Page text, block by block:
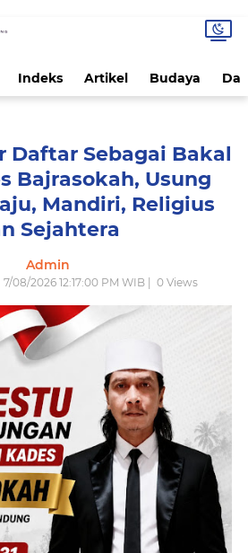
Indeks Artikel Budaya
Daftar Sebagai Bakal
Bajrasokah, Usung
Mandiri, Religius
Sejahtera
Admin
08/2026 12:17:00 PM WIB | 0 Views